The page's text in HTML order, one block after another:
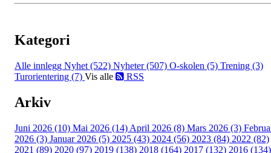
Kategori
Alle innlegg Nyhet (522) Nyheter (507) O-skolen (5) Trening (3)
Turorientering (7) Vis alle RSS
Arkiv
Juni 2026 (10) Mai 2026 (14) April 2026 (8) Mars 2026 (3)
2026 (3) Januar 2026 (5) 2025 (43) 2024 (56) 2023 (84) 2022 (82)
2021 (89) 2020 (97) 2019 (138) 2018 (164) 2017 (132) 2016 (134)